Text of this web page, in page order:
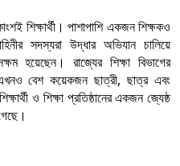
শিক্ষার্থী। পাশাপাশি একজন শিক্ষকও
সদস্যরা উদ্ধার অভিযান চালিয়ে
হয়েছেন। রাজ্যের শিক্ষা বিভাগের
এখনও বেশ কয়েকজন ছাত্রী, ছাত্র এবং
ও শিক্ষা প্রতিষ্ঠানের একজন জ্যেষ্ঠ